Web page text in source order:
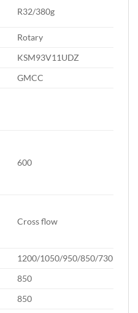
R32/380g
Rotary
KSM93V11UDZ
GMCC
600
Cross flow
1200/1050/950/850/730
850
850